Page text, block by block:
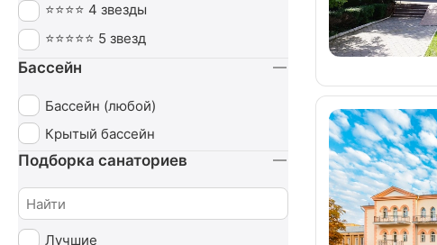
СПА (SPA)
Урология
Чекап
⭐⭐⭐⭐ 4 звезды
⭐⭐⭐⭐⭐ 5 звезд
Бассейн
Бассейн (любой)
Крытый бассейн
Подборка санаториев
Лучшие